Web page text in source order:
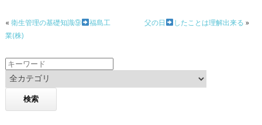
o
o
k
« 衛生管理の基礎知識⑨
福島工
業(株)
父の日 したことは理解出来る »